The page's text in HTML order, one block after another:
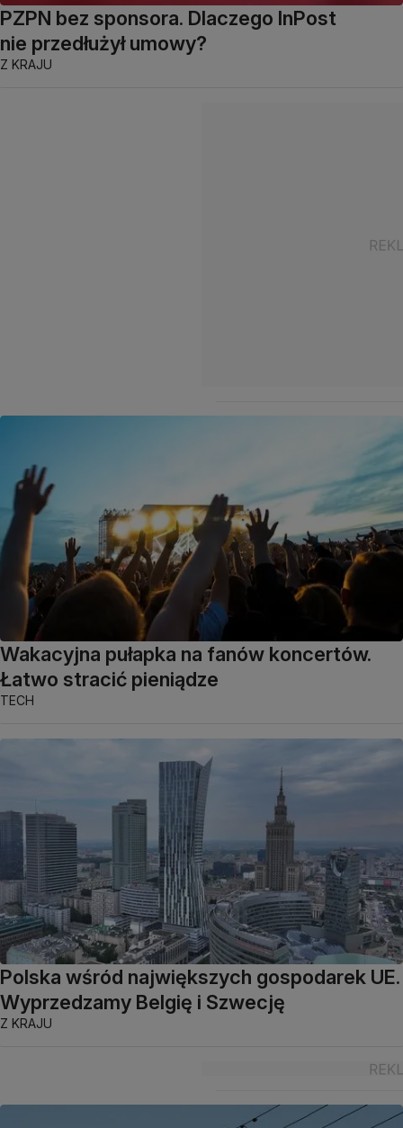
PZPN bez sponsora. Dlaczego InPost
nie przedłużył umowy?
Z KRAJU
Wakacyjna pułapka na fanów koncertów.
Łatwo stracić pieniądze
TECH
Polska wśród największych gospodarek UE.
Wyprzedzamy Belgię i Szwecję
Z KRAJU